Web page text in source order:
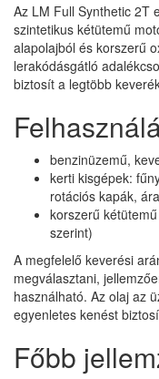
Az LM Full Synthetic 2T
szintetikus kétütemű
alapolajból és korszerű
lerakódásgátló
biztosít a legtöbb
benzinüzemű,
kerti kisgépek:
rotációs kapák,
korszerű
szerint)
A megfelelő keverési
megválasztani,
használható. Az olaj az
egyenletes kenést
Főbb